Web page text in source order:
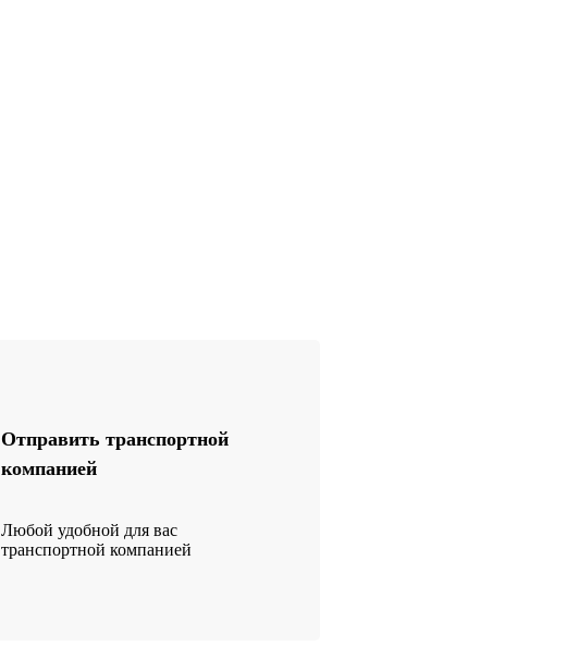
Отправить транспортной
компанией
Любой удобной для вас
транспортной компанией